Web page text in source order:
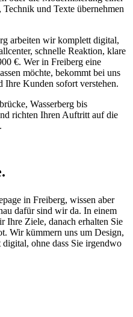
und Texte übernehmen
arbeiten wir komplett digital,
schnelle Reaktion, klare
€. Wer in Freiberg eine
möchte, bekommt bei uns
Ihre Kunden sofort verstehen.
Wasserberg bis
richten Ihren Auftritt auf die
in Freiberg, wissen aber
dafür sind wir da. In einem
Ihre Ziele, danach erhalten Sie
Wir kümmern uns um Design,
ohne dass Sie irgendwo